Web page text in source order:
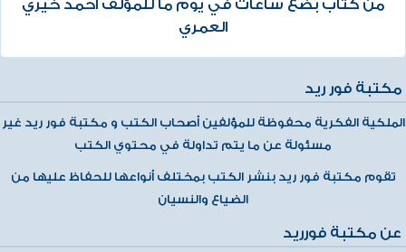
من كتاب بضع ساعات في يوم ما للمؤلف أحمد خيري
العمري
مكتبة فور ريد
الملكية الفكرية محفوظة للمؤلفين أصحاب الكتب و مكتبة فور ريد غير
مسئولة عن ما يتم تداولة في محتوي الكتب
تقوم مكتبة فور ريد بنشر الكتب بمختلف أنواعها للحفاظ عليها من
الضياع والنسيان
عن مكتبة فورريد